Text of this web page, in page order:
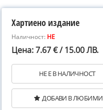
Хартиено издание
Наличност: НЕ
Цена: 7.67 € / 15.00 ЛВ.
НЕ Е В НАЛИЧНОСТ
ДОБАВИ В ЛЮБИМИ